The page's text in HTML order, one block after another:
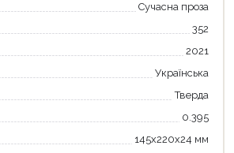
Сучасна проза
352
2021
Українська
Тверда
0.395
145х220х24 мм